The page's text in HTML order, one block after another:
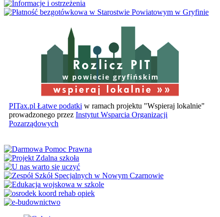
w powiecie gryfińskim
PITax.pl Łatwe podatki w ramach projektu "Wspieraj lokalnie"
prowadzonego przez Instytut Wsparcia Organizacji
Pozarządowych